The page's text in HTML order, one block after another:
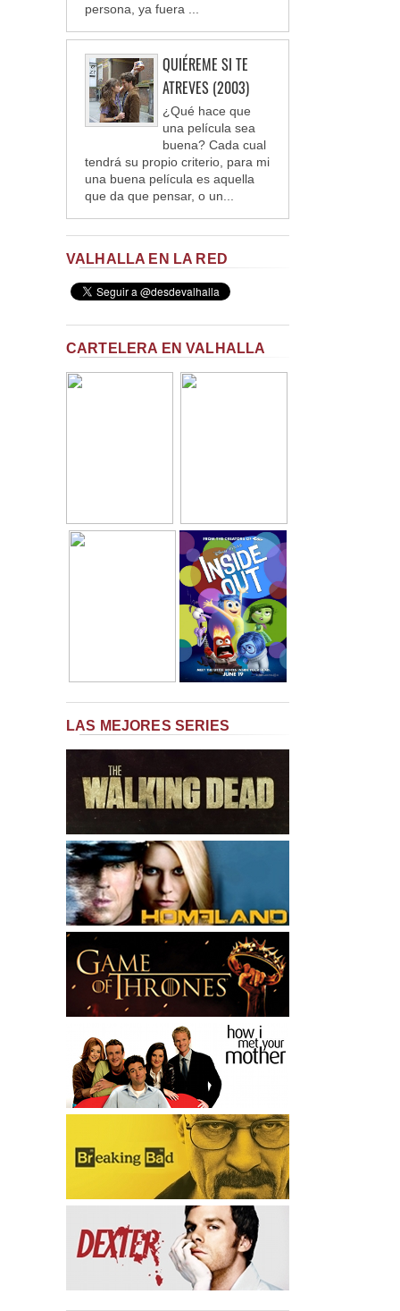
persona, ya fuera ...
QUIÉREME SI TE
ATREVES (2003)
¿Qué hace que
una película sea
buena? Cada cual
tendrá su propio criterio, para mi
una buena película es aquella
que da que pensar, o un...
VALHALLA EN LA RED
CARTELERA EN VALHALLA
LAS MEJORES SERIES